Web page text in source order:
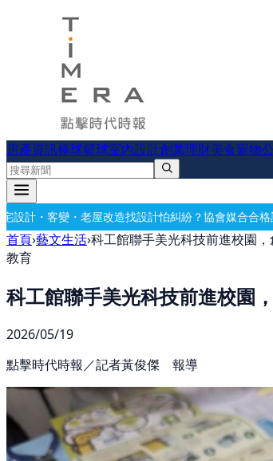
房產資訊棒球籃球室內設計創業理財美食寵物
改造找設計怕糾紛？協會媒合合格設計師，設計有保障
首頁›藝文生活›科工館聯手美光科技前進校園
教育
科工館聯手美光科技前進校園
2026/05/19
點擊時代時報／記者黃俊傑 報導